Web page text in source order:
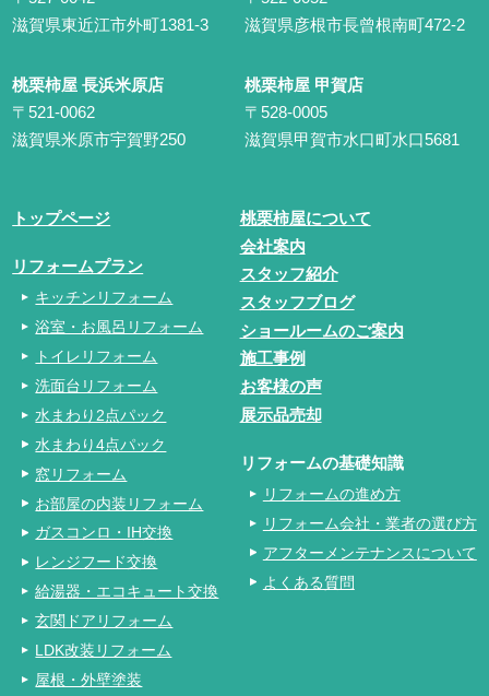
滋賀県東近江市外町1381-3
滋賀県彦根市長曾根南町472-2
桃栗柿屋 長浜米原店
〒521-0062
滋賀県米原市宇賀野250
桃栗柿屋 甲賀店
〒528-0005
滋賀県甲賀市水口町水口5681
トップページ
リフォームプラン
キッチンリフォーム
浴室・お風呂リフォーム
トイレリフォーム
洗面台リフォーム
水まわり2点パック
水まわり4点パック
窓リフォーム
お部屋の内装リフォーム
ガスコンロ・IH交換
レンジフード交換
給湯器・エコキュート交換
玄関ドアリフォーム
LDK改装リフォーム
屋根・外壁塗装
桃栗柿屋について
会社案内
スタッフ紹介
スタッフブログ
ショールームのご案内
施工事例
お客様の声
展示品売却
リフォームの基礎知識
リフォームの進め方
リフォーム会社・業者の選び方
アフターメンテナンスについて
よくある質問